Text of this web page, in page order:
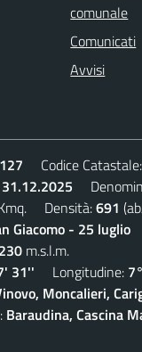
comunale
Comunicati
Avvisi
Codice Catastale:
Densità:691
Giacomo - 25 luglio
230 m.s.l.m.
31'' Longitudine:
Moncalieri,
Baraudina, Cascina